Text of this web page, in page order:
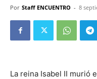
Por Staff ENCUENTRO - 8
La reina Isabel II murió